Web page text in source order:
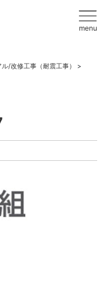
menu
/改修工事（耐震工事）
>